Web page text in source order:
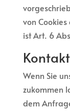
von
ist Art. 6
Wenn Sie
zukommen
dem